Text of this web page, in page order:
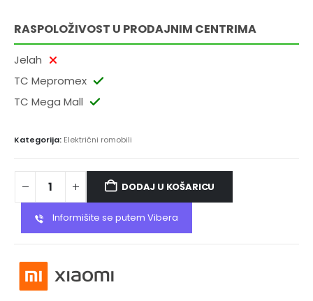
RASPOLOŽIVOST U PRODAJNIM CENTRIMA
Jelah
TC Mepromex
TC Mega Mall
Kategorija: Električni romobili
DODAJ U KOŠARICU
Informišite se putem Vibera